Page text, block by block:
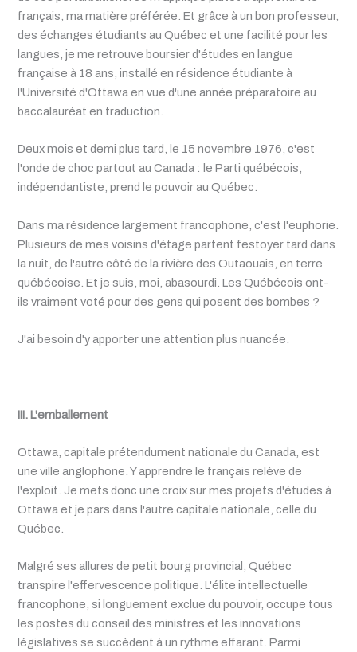
français, ma matière préférée. Et grâce à un bon professeur,
des échanges étudiants au Québec et une facilité pour les
langues, je me retrouve boursier d'études en langue
française à 18 ans, installé en résidence étudiante à
l'Université d'Ottawa en vue d'une année préparatoire au
baccalauréat en traduction.
Deux mois et demi plus tard, le 15 novembre 1976, c'est
l'onde de choc partout au Canada : le Parti québécois,
indépendantiste, prend le pouvoir au Québec.
Dans ma résidence largement francophone, c'est l'euphorie.
Plusieurs de mes voisins d'étage partent festoyer tard dans
la nuit, de l'autre côté de la rivière des Outaouais, en terre
québécoise. Et je suis, moi, abasourdi. Les Québécois ont-
ils vraiment voté pour des gens qui posent des bombes ?
J'ai besoin d'y apporter une attention plus nuancée.
III. L'emballement
Ottawa, capitale prétendument nationale du Canada, est
une ville anglophone. Y apprendre le français relève de
l'exploit. Je mets donc une croix sur mes projets d'études à
Ottawa et je pars dans l'autre capitale nationale, celle du
Québec.
Malgré ses allures de petit bourg provincial, Québec
transpire l'effervescence politique. L'élite intellectuelle
francophone, si longuement exclue du pouvoir, occupe tous
les postes du conseil des ministres et les innovations
législatives se succèdent à un rythme effarant. Parmi